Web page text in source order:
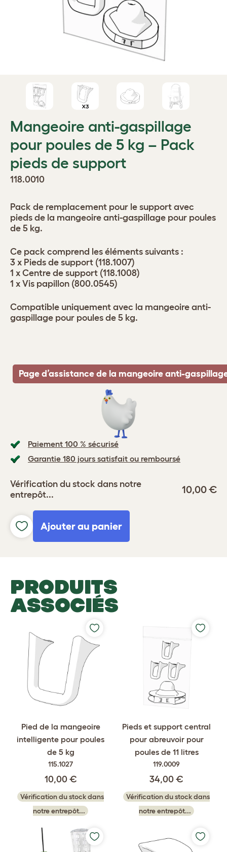
Mangeoire anti-gaspillage
pour poules de 5 kg – Pack
pieds de support
118.0010
Paiement 100 % sécurisé
Garantie 180 jours satisfait ou remboursé
Vérification du stock dans notre
entrepôt...
10,00 €
Ajouter au panier
Pack de remplacement pour le support avec
pieds de la mangeoire anti-gaspillage pour poules
de 5 kg.
Ce pack comprend les éléments suivants :
3 x Pieds de support (118.1007)
1 x Centre de support (118.1008)
1 x Vis papillon (800.0545)
Compatible uniquement avec la mangeoire anti-
gaspillage pour poules de 5 kg.
Page d’assistance de la mangeoire anti-
PRODUITS
ASSOCIÉS
Pied de la mangeoire
intelligente pour poules
de 5 kg
115.1027
10,00 €
Vérification du stock dans
notre entrepôt...
Pieds et support central
pour abreuvoir pour
poules de 11 litres
119.0009
34,00 €
Vérification du stock dans
notre entrepôt...